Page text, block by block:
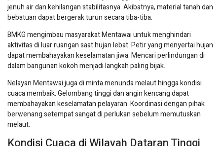
jenuh air dan kehilangan stabilitasnya. Akibatnya, material tanah dan
bebatuan dapat bergerak turun secara tiba-tiba.
BMKG mengimbau masyarakat Mentawai untuk menghindari
aktivitas di luar ruangan saat hujan lebat. Petir yang menyertai hujan
dapat membahayakan keselamatan jiwa. Mencari perlindungan di
dalam bangunan kokoh menjadi langkah paling bijak.
Nelayan Mentawai juga di minta menunda melaut hingga kondisi
cuaca membaik. Gelombang tinggi dan angin kencang dapat
membahayakan keselamatan pelayaran. Koordinasi dengan pihak
berwenang setempat sangat di perlukan sebelum memutuskan
melaut.